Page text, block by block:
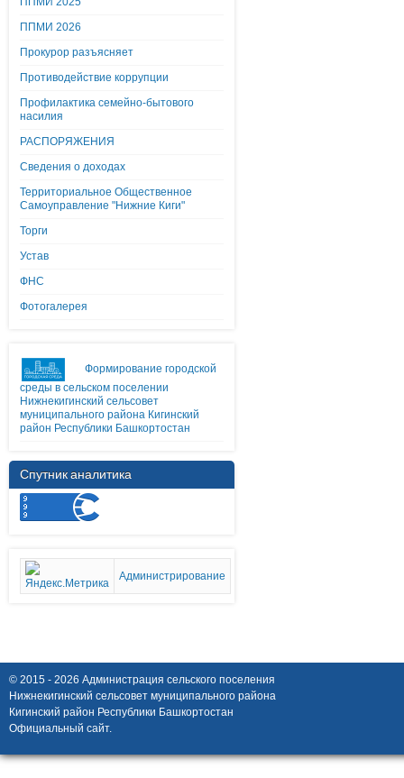
ППМИ 2026
Прокурор разъясняет
Противодействие коррупции
Профилактика семейно-бытового
насилия
РАСПОРЯЖЕНИЯ
Сведения о доходах
Территориальное Общественное
Самоуправление "Нижние Киги"
Торги
Устав
ФНС
Фотогалерея
Формирование городской
среды в сельском поселении
Нижнекигинский сельсовет
муниципального района Кигинский
район Республики Башкортостан
Спутник аналитика
Администрирование
© 2015 - 2026 Администрация сельского поселения
Нижнекигинский сельсовет муниципального района
Кигинский район Республики Башкортостан
Официальный сайт.